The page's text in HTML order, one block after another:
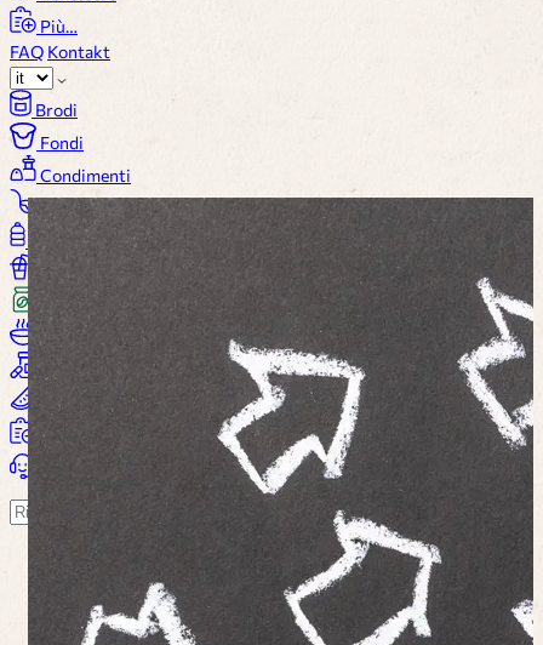
Più…
FAQ Kontakt
Brodi
Fondi
Condimenti
Salse
Olio / Aceto
Bevande
Caffè
Minestre
Complementi alimentari
Benessere
Più…
Suchen